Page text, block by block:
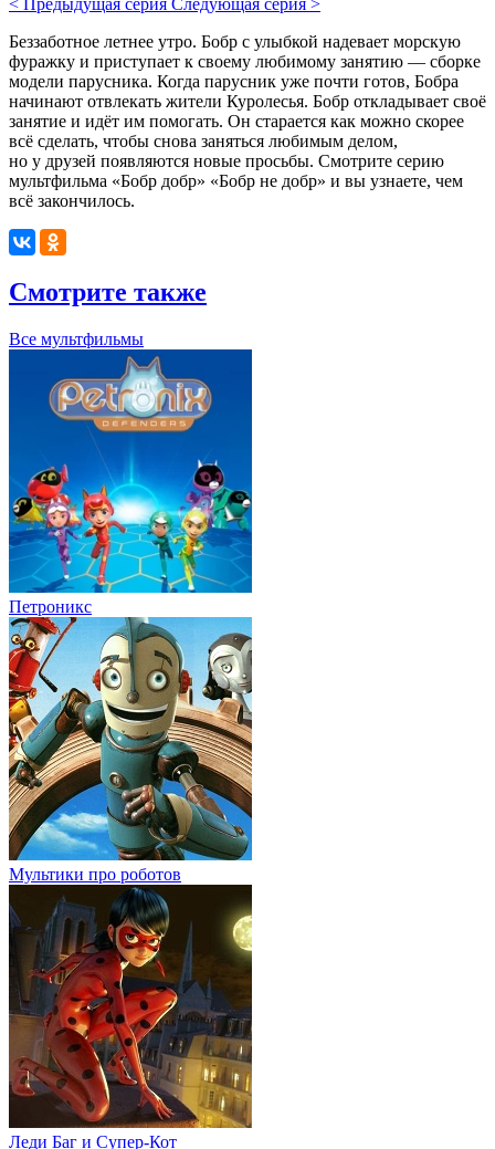
Беззаботное летнее утро. Бобр с улыбкой надевает морскую
фуражку и приступает к своему любимому занятию — сборке
модели парусника. Когда парусник уже почти готов, Бобра
начинают отвлекать жители Куролесья. Бобр откладывает своё
занятие и идёт им помогать. Он старается как можно скорее
всё сделать, чтобы снова заняться любимым делом,
но у друзей появляются новые просьбы. Смотрите серию
мультфильма «Бобр добр» «Бобр не добр» и вы узнаете, чем
всё закончилось.
Смотрите также
Все мультфильмы
Петроникс
Мультики про роботов
Леди Баг и Супер-Кот